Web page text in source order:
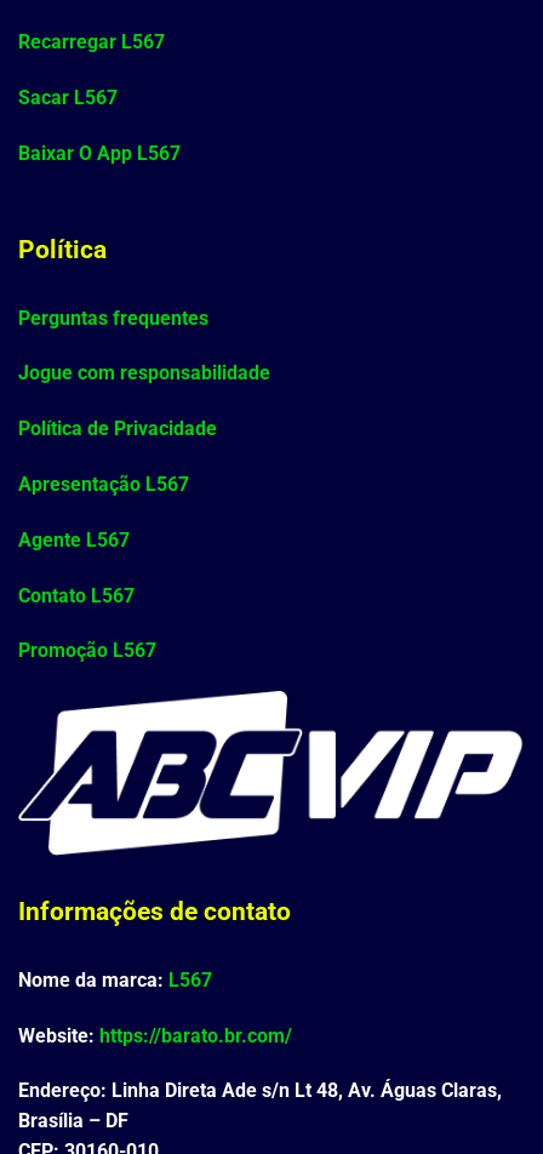
Recarregar L567
Sacar L567
Baixar O App L567
Política
Perguntas frequentes
Jogue com responsabilidade
Política de Privacidade
Apresentação L567
Agente L567
Contato L567
Promoção L567
Informações de contato
Nome da marca: L567
Website: https://barato.br.com/
Endereço: Linha Direta Ade s/n Lt 48, Av. Águas Claras,
Brasília – DF